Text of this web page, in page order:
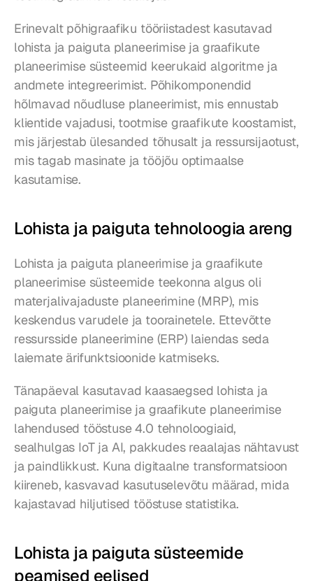
Erinevalt põhigraafiku tööriistadest kasutavad
lohista ja paiguta planeerimise ja graafikute
planeerimise süsteemid keerukaid algoritme ja
andmete integreerimist. Põhikomponendid
hõlmavad nõudluse planeerimist, mis ennustab
klientide vajadusi, tootmise graafikute koostamist,
mis järjestab ülesanded tõhusalt ja ressursijaotust,
mis tagab masinate ja tööjõu optimaalse
kasutamise.
Lohista ja paiguta tehnoloogia areng
Lohista ja paiguta planeerimise ja graafikute
planeerimise süsteemide teekonna algus oli
materjalivajaduste planeerimine (MRP), mis
keskendus varudele ja toorainetele. Ettevõtte
ressursside planeerimine (ERP) laiendas seda
laiemate ärifunktsioonide katmiseks.
Tänapäeval kasutavad kaasaegsed lohista ja
paiguta planeerimise ja graafikute planeerimise
lahendused tööstuse 4.0 tehnoloogiaid,
sealhulgas IoT ja AI, pakkudes reaalajas nähtavust
ja paindlikkust. Kuna digitaalne transformatsioon
kiireneb, kasvavad kasutuselevõtu määrad, mida
kajastavad hiljutised tööstuse statistika.
Lohista ja paiguta süsteemide
peamised eelised